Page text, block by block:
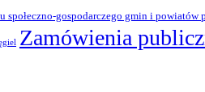
gospodarczego gmin i powiatów
Zamówienia